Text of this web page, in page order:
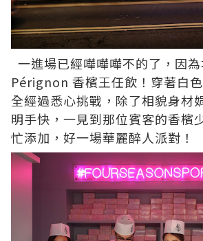
一進場已經嘩嘩嘩不的了，因
Pérignon 香檳王任飲！穿著白
全經過悉心挑戰，除了相貌身材
明手快，一見到那位賓客的香檳
忙添加，好一場華麗醉人派對！